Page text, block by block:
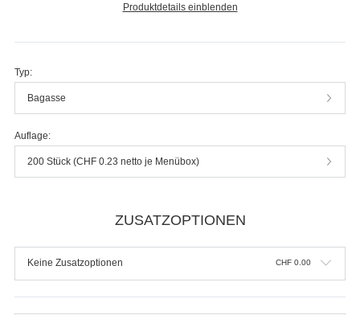
Produktdetails einblenden
Typ:
Bagasse
Auflage:
200 Stück (CHF 0.23 netto je Menübox)
ZUSATZOPTIONEN
Keine Zusatzoptionen CHF 0.00